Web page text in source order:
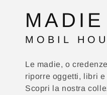
C
O
L
E
Z
I
MADIE
MOBIL
Le madie, o
riporre oggetti, libri
Scopri la nostra